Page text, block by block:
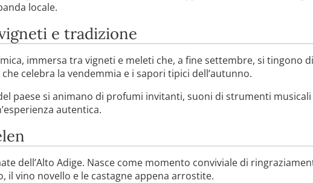
locale.
e tradizione
immersa tra vigneti e meleti che, a fine settembre, si tingono
celebra la vendemmia e i sapori tipici dell’autunno.
paese si animano di profumi invitanti, suoni di strumenti
autentica.
dell’Alto Adige. Nasce come momento conviviale di
il vino novello e le castagne appena arrostite.